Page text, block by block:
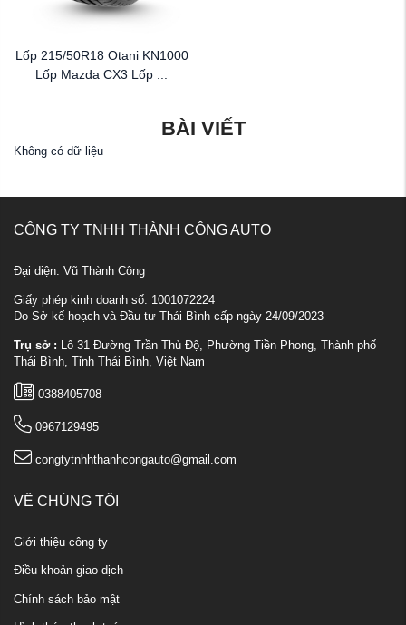
Lốp 215/50R18 Otani KN1000
Lốp Mazda CX3 Lốp ...
BÀI VIẾT
Không có dữ liệu
CÔNG TY TNHH THÀNH CÔNG AUTO
Đại diện: Vũ Thành Công
Giấy phép kinh doanh số: 1001072224
Do Sở kế hoạch và Đầu tư Thái Bình cấp ngày 24/09/2023
Trụ sở : Lô 31 Đường Trần Thủ Độ, Phường Tiền Phong, Thành phố
Thái Bình, Tỉnh Thái Bình, Việt Nam
0388405708
0967129495
congtytnhhthanhcongauto@gmail.com
VỀ CHÚNG TÔI
Giới thiệu công ty
Điều khoản giao dịch
Chính sách bảo mật